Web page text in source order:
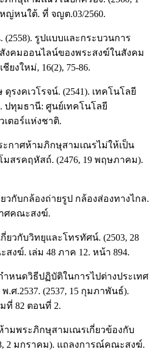
ญ่หนใต้. ที่ จญต.03/2560.
รูปแบบและกระบวนการ
งคมออนไลน์ของพระสงฆ์ในสังคม
ยงใหม่, 16(2), 75-86.
รงคเวโรจน์. (2541). เทคโนโลยี
ปทุมธานี: ศูนย์เทคโนโลยี
ตอร์แห่งชาติ.
ะกาศห้ามภิกษุสามเณรไม่ให้เป็น
สรคฤหัสถ์. (2476, 19 พฤษภาคม).
วกับกล้องถ่ายรูป กล้องส่องทางไกล.
าศคณะสงฆ์.
ยวกับวิทยุและโทรทัศน์. (2503, 28
งฆ์. เล่ม 48 ภาค 12. หน้า 894.
ำหนดวิธีปฏิบัติในการไปต่างประเทศ
ศ.2537. (2537, 15 กุมภาพันธ์).
ที่ 82 ตอนที่ 2.
ามพระภิกษุสามเณรเกี่ยวข้องกับ
2 มกราคม). แถลงการณ์คณะสงฆ์.